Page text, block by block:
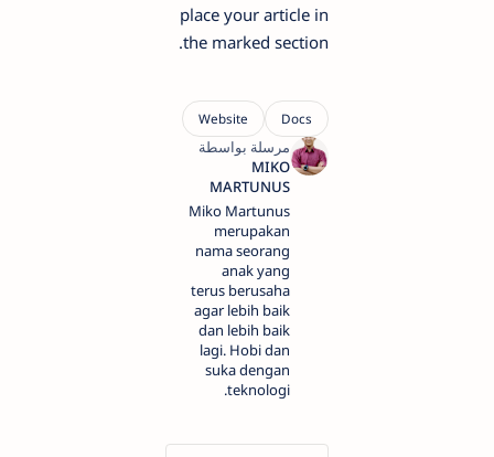
place your article in
the marked section.
Miko Martunus
merupakan
nama seorang
anak yang
terus berusaha
agar lebih baik
dan lebih baik
lagi. Hobi dan
suka dengan
teknologi.